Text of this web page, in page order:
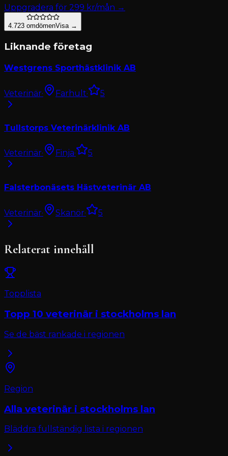
Uppgradera för 299 kr/mån →
4.723 omdömenVisa →
Liknande företag
Westgrens Sporthästklinik AB
Veterinär· Farhult· 5
Tullstorps Veterinärklinik AB
Veterinär· Finja· 5
Falsterbonäsets Hästveterinär AB
Veterinär· Skanör· 5
Relaterat innehåll
Topplista
Topp 10 veterinär i stockholms lan
Se de bäst rankade i regionen
Region
Alla veterinär i stockholms lan
Bläddra fullständig lista i regionen